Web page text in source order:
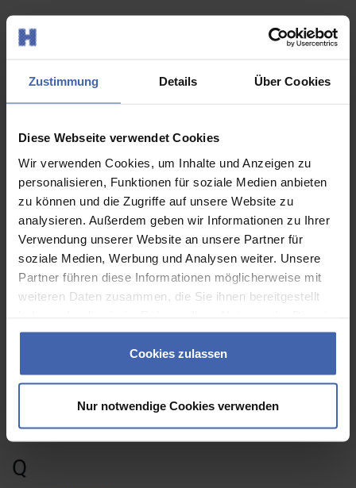
Zustimmung Details Über Cookies
Diese Webseite verwendet Cookies
Wir verwenden Cookies, um Inhalte und Anzeigen zu
personalisieren, Funktionen für soziale Medien anbieten
zu können und die Zugriffe auf unsere Website zu
analysieren. Außerdem geben wir Informationen zu Ihrer
Verwendung unserer Website an unsere Partner für
soziale Medien, Werbung und Analysen weiter. Unsere
Partner führen diese Informationen möglicherweise mit
weiteren Daten zusammen, die Sie ihnen bereitgestellt
gesammelt haben. Sie geben Einwilligung zu unseren
Cookies, wenn Sie unsere Webseite weiterhin nutzen.
Cookies zulassen
Nur notwendige Cookies verwenden
N
Nuten
O
Offsetdruck
Opazität
P
Papiersorte
Parallelfalz
PDF
Perforation
Polyesterfolie
Produktionszeit
PVC-Banner
Q